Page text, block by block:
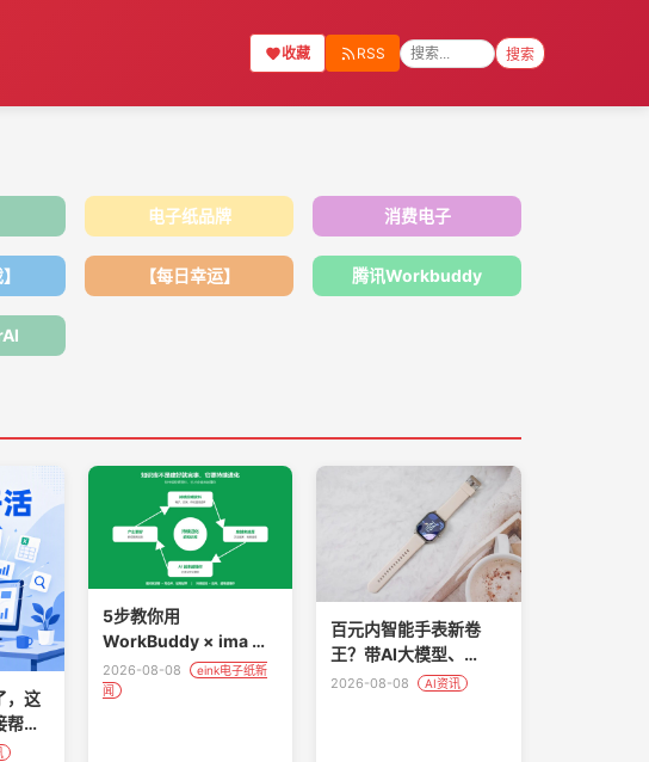
收藏 RSS 搜索
电子纸品牌 消费电子
【每日幸运】 腾讯Workbuddy
，这
帮你
5步教你用
WorkBuddy × ima 打
造可进化的第二大脑
2026-08-08
eink电子纸新
闻
百元内智能手表新卷
王？带AI大模型、
100+运动模式、7天续
2026-08-08 AI资讯